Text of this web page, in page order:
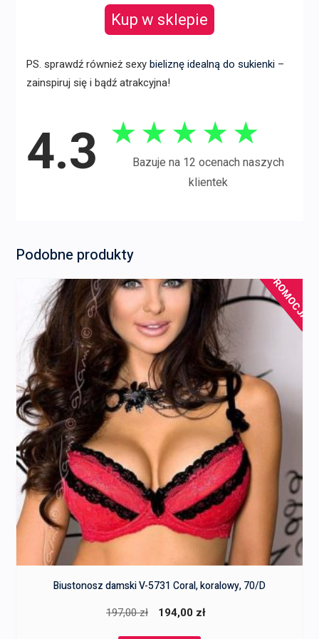
Kup w sklepie
PS. sprawdź również sexy bieliznę idealną do sukienki–
zainspiruj się i bądź atrakcyjna!
4.3 ★ ★ ★ ★ ★
Bazuje na 12 ocenach naszych
klientek
Podobne produkty
PROMOCJA!
Biustonosz damski V-5731 Coral, koralowy, 70/D
197,00zł
Pierwotna
194,00 zł